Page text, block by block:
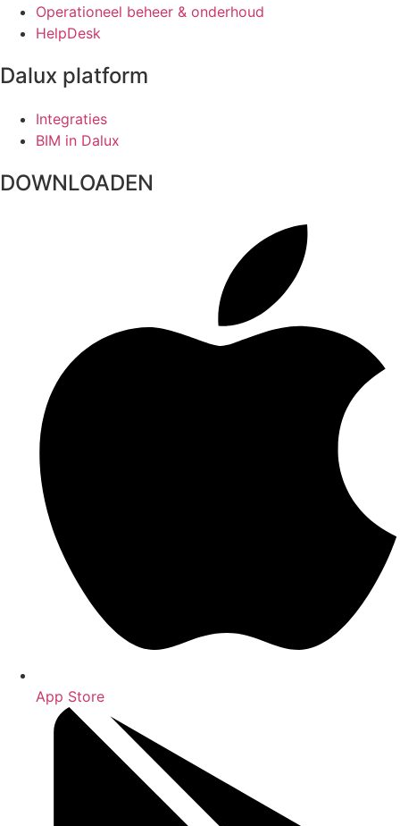
Operationeel beheer & onderhoud
HelpDesk
Dalux platform
Integraties
BIM in Dalux
DOWNLOADEN
App Store